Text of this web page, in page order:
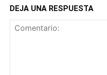
DEJA UNA RESPUESTA